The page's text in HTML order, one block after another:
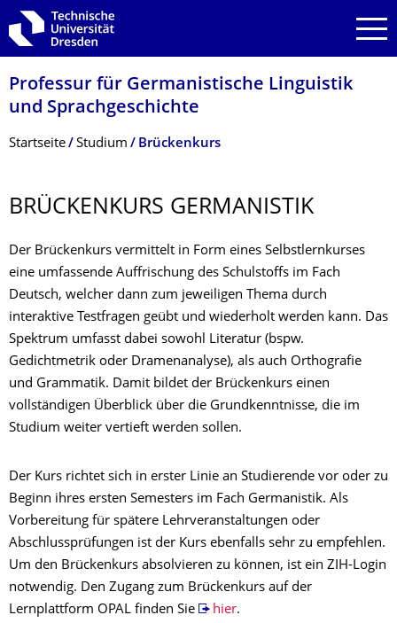
Zur Hauptnavigation springen
Zur Suche springen
Zum Inhalt springen
Professur für Germanistische Linguistik
und Sprachgeschichte
Breadcrumb-Menü
Startseite Studium Brückenkurs
BRÜCKENKURS GERMANISTIK
Der Brückenkurs vermittelt in Form eines Selbstlernkurses
eine umfassende Auffrischung des Schulstoffs im Fach
Deutsch, welcher dann zum jeweiligen Thema durch
interaktive Testfragen geübt und wiederholt werden kann. Das
Spektrum umfasst dabei sowohl Literatur (bspw.
Gedichtmetrik oder Dramenanalyse), als auch Orthografie
und Grammatik. Damit bildet der Brückenkurs einen
vollständigen Überblick über die Grundkenntnisse, die im
Studium weiter vertieft werden sollen.
Der Kurs richtet sich in erster Linie an Studierende vor oder zu
Beginn ihres ersten Semesters im Fach Germanistik. Als
Vorbereitung für spätere Lehrveranstaltungen oder
Abschlussprüfungen ist der Kurs ebenfalls sehr zu empfehlen.
Um den Brückenkurs absolvieren zu können, ist ein ZIH-Login
notwendig. Den Zugang zum Brückenkurs auf der
Lernplattform OPAL finden Sie
hier.